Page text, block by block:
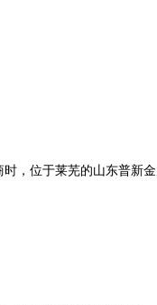
，位于莱芜的山东普新